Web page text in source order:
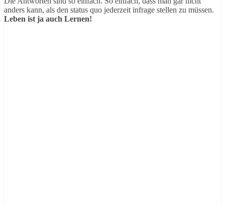
anders kann, als den status quo jederzeit infrage stellen zu müssen.
Leben ist ja auch Lernen!